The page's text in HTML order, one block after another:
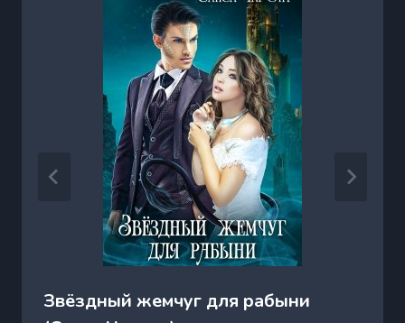
Звёздный жемчуг для рабыни